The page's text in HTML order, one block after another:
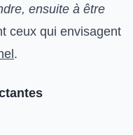
ensuite à être
ceux qui envisagent
.